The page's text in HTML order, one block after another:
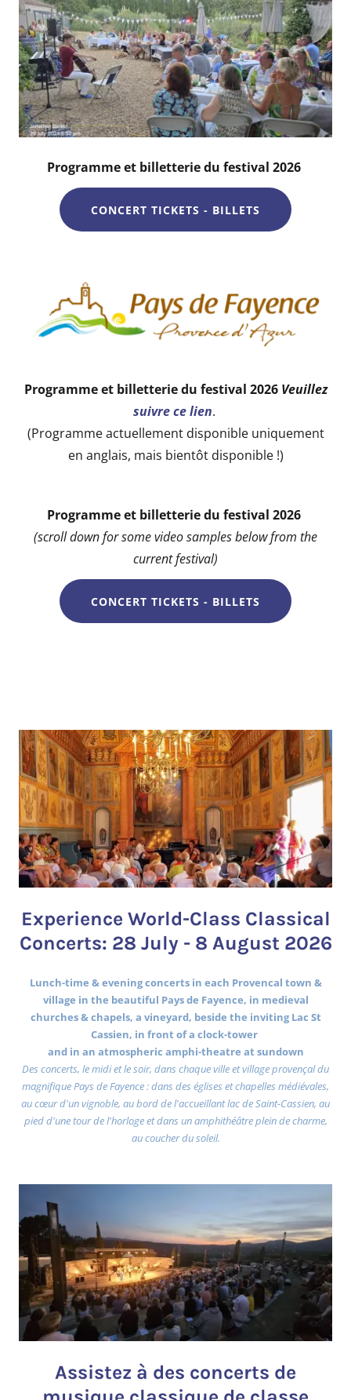
Programme et billetterie du festival 2026
CONCERT TICKETS - BILLETS
Programme et billetterie du festival 2026 Veuillez
suivre ce lien.
(Programme actuellement disponible uniquement
en anglais, mais bientôt disponible !)
Programme et billetterie du festival 2026
(scroll down for some video samples below from the
current festival)
CONCERT TICKETS - BILLETS
Experience World-Class Classical
Concerts: 28 July - 8 August 2026
Lunch-time & evening concerts in each Provencal town &
village in the beautiful Pays de Fayence, in medieval
churches & chapels, a vineyard, beside the inviting Lac St
Cassien, in front of a clock-tower
and in an atmospheric amphi-theatre at sundown
Des concerts, le midi et le soir, dans chaque ville et village provençal du
magnifique Pays de Fayence : dans des églises et chapelles médiévales,
au cœur d'un vignoble, au bord de l'accueillant lac de Saint-Cassien, au
pied d'une tour de l'horloge et dans un amphithéâtre plein de charme,
au coucher du soleil.
Assistez à des concerts de